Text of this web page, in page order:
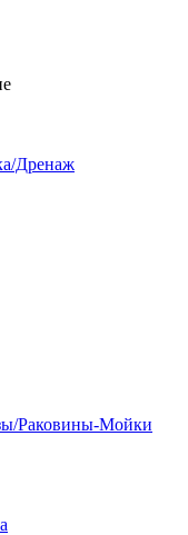
Дренаж
Раковины-Мойки